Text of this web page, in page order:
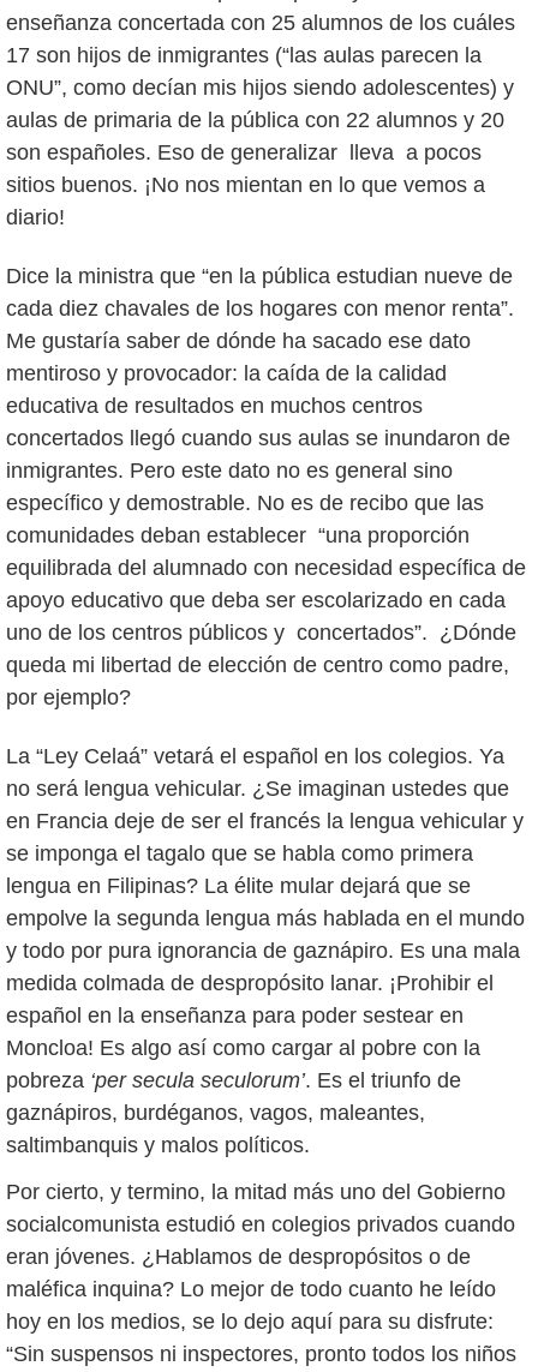
enseñanza concertada con 25 alumnos de los cuáles
17 son hijos de inmigrantes (“las aulas parecen la
ONU”, como decían mis hijos siendo adolescentes) y
aulas de primaria de la pública con 22 alumnos y 20
son españoles. Eso de generalizar lleva a pocos
sitios buenos. ¡No nos mientan en lo que vemos a
diario!
Dice la ministra que “en la pública estudian nueve de
cada diez chavales de los hogares con menor renta”.
Me gustaría saber de dónde ha sacado ese dato
mentiroso y provocador: la caída de la calidad
educativa de resultados en muchos centros
concertados llegó cuando sus aulas se inundaron de
inmigrantes. Pero este dato no es general sino
específico y demostrable. No es de recibo que las
comunidades deban establecer “una proporción
equilibrada del alumnado con necesidad específica de
apoyo educativo que deba ser escolarizado en cada
uno de los centros públicos y concertados”. ¿Dónde
queda mi libertad de elección de centro como padre,
por ejemplo?
La “Ley Celaá” vetará el español en los colegios. Ya
no será lengua vehicular. ¿Se imaginan ustedes que
en Francia deje de ser el francés la lengua vehicular y
se imponga el tagalo que se habla como primera
lengua en Filipinas? La élite mular dejará que se
empolve la segunda lengua más hablada en el mundo
y todo por pura ignorancia de gaznápiro. Es una mala
medida colmada de despropósito lanar. ¡Prohibir el
español en la enseñanza para poder sestear en
Moncloa! Es algo así como cargar al pobre con la
pobreza ‘per secula seculorum’. Es el triunfo de
gaznápiros, burdéganos, vagos, maleantes,
saltimbanquis y malos políticos.
Por cierto, y termino, la mitad más uno del Gobierno
socialcomunista estudió en colegios privados cuando
eran jóvenes. ¿Hablamos de despropósitos o de
maléfica inquina? Lo mejor de todo cuanto he leído
hoy en los medios, se lo dejo aquí para su disfrute:
“Sin suspensos ni inspectores, pronto todos los niños